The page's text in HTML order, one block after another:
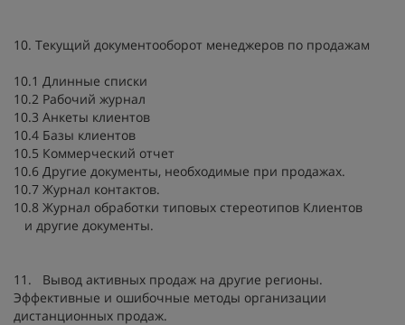
10. Текущий документооборот менеджеров по продажам
10.1 Длинные списки
10.2 Рабочий журнал
10.3 Анкеты клиентов
10.4 Базы клиентов
10.5 Коммерческий отчет
10.6 Другие документы, необходимые при продажах.
10.7 Журнал контактов.
10.8 Журнал обработки типовых стереотипов Клиентов
и другие документы.
11. Вывод активных продаж на другие регионы.
Эффективные и ошибочные методы организации
дистанционных продаж.